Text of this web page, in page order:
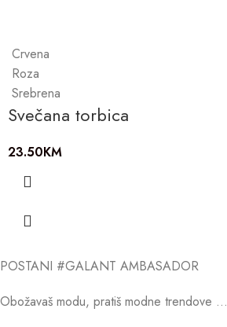
Crvena
Roza
Srebrena
Svečana torbica
23.50KM
POSTANI #GALANT AMBASADOR
Obožavaš modu, pratiš modne trendove …